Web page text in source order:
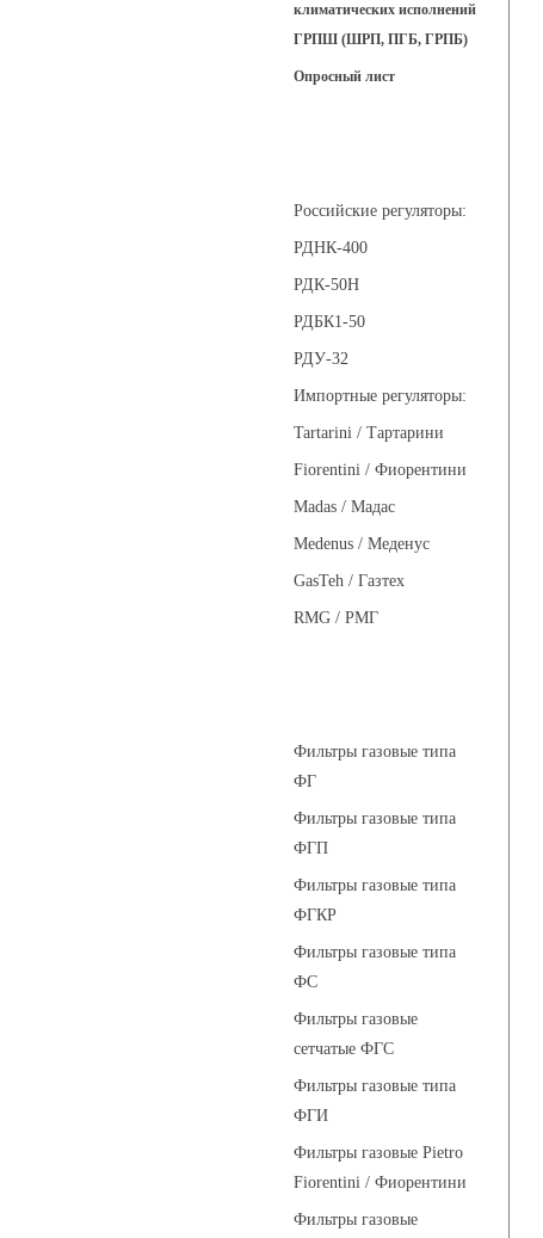
климатических исполнений
ГРПШ (ШРП, ПГБ, ГРПБ)
Опросный лист
Российские регуляторы:
РДНК-400
РДК-50Н
РДБК1-50
РДУ-32
Импортные регуляторы:
Tartarini / Тартарини
Fiorentini / Фиорентини
Madas / Мадас
Medenus / Меденус
GasTeh / Газтех
RMG / РМГ
Фильтры газовые типа
ФГ
Фильтры газовые типа
ФГП
Фильтры газовые типа
ФГКР
Фильтры газовые типа
ФС
Фильтры газовые
сетчатые ФГС
Фильтры газовые типа
ФГИ
Фильтры газовые Pietro
Fiorentini / Фиорентини
Фильтры газовые